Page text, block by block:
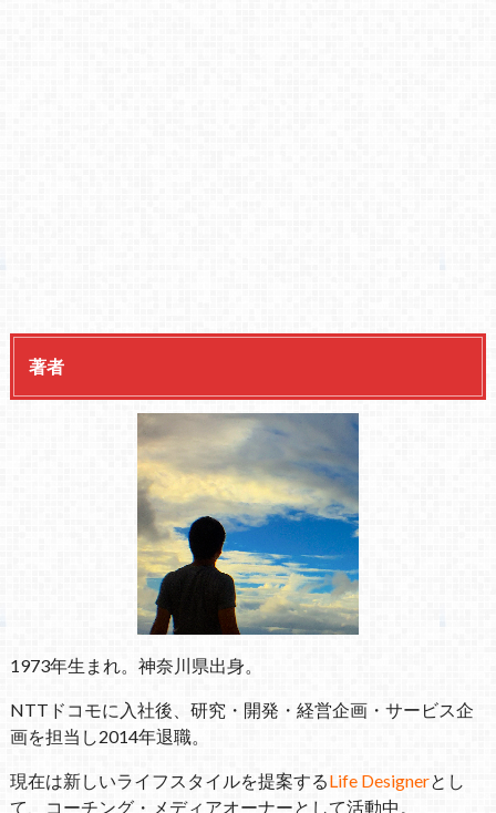
著者
1973年生まれ。神奈川県出身。
NTTドコモに入社後、研究・開発・経営企画・サービス企
画を担当し2014年退職。
現在は新しいライフスタイルを提案するLife Designerとし
て、コーチング・メディアオーナーとして活動中。